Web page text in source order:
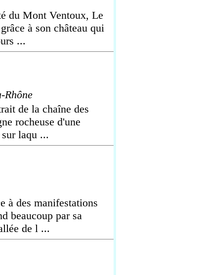
du Mont Ventoux, Le
à son château qui
...
Rhône
de la chaîne des
rocheuse d'une
laqu ...
à des manifestations
beaucoup par sa
de l ...